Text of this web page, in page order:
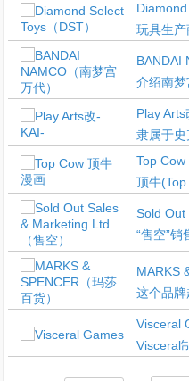
Diamond
玩具生产
BANDAI
介绍南
Play Arts
隶属于
Top
顶牛
Sold Out
“售空”
MARKS
这个品
Visceral
Visceral